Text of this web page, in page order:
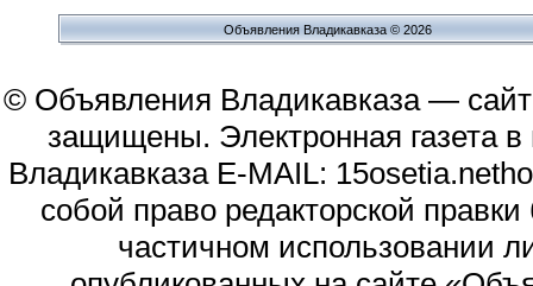
Объявления Владикавказа © 2026
© Объявления Владикавказа —
защищены. Электронная газета
Владикавказа E-MAIL:
собой право редакторской
частичном использовании